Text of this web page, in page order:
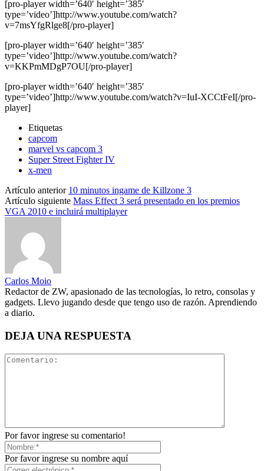
[pro-player width=’640′ height=’385′
type=’video’]http://www.youtube.com/watch?
v=7msYfgRlge8[/pro-player]
[pro-player width=’640′ height=’385′
type=’video’]http://www.youtube.com/watch?
v=KKPmMDgP7OU[/pro-player]
[pro-player width=’640′ height=’385′
type=’video’]http://www.youtube.com/watch?v=IuI-XCCtFeI[/pro-
player]
Etiquetas
capcom
marvel vs capcom 3
Super Street Fighter IV
x-men
Artículo anterior 10 minutos ingame de Killzone 3
Artículo siguiente Mass Effect 3 será presentado en los premios
VGA 2010 e incluirá multiplayer
Carlos Moio
Redactor de ZW, apasionado de las tecnologías, lo retro, consolas y
gadgets. Llevo jugando desde que tengo uso de razón. Aprendiendo
a diario.
DEJA UNA RESPUESTA
Por favor ingrese su comentario!
Por favor ingrese su nombre aquí